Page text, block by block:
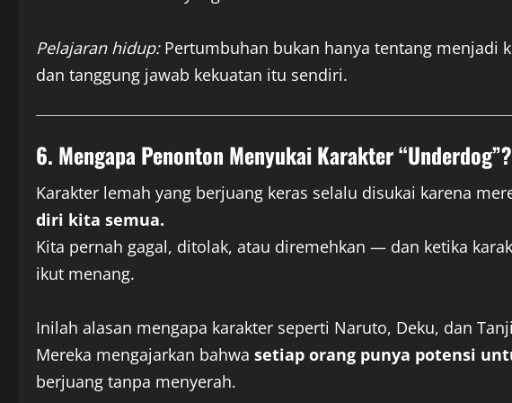
Pelajaran hidup:Pertumbuhan bukan hanya tentang menjadi
dan tanggung jawab kekuatan itu sendiri.
6. Mengapa Penonton Menyukai Karakter “Underdog”?
Karakter lemah yang berjuang keras selalu disukai karena
diri kita semua.
Kita pernah gagal, ditolak, atau diremehkan — dan ketika
ikut menang.
Inilah alasan mengapa karakter seperti Naruto, Deku, dan
Mereka mengajarkan bahwa setiap orang punya potensi
berjuang tanpa menyerah.